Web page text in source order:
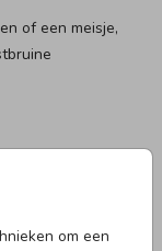
om een
of een meisje,